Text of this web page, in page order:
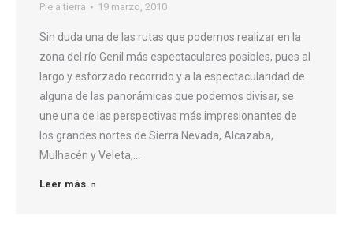
Pie a tierra 19 marzo, 2010
Sin duda una de las rutas que podemos realizar en la
zona del río Genil más espectaculares posibles, pues al
largo y esforzado recorrido y a la espectacularidad de
alguna de las panorámicas que podemos divisar, se
une una de las perspectivas más impresionantes de
los grandes nortes de Sierra Nevada, Alcazaba,
Mulhacén y Veleta,…
Leer más